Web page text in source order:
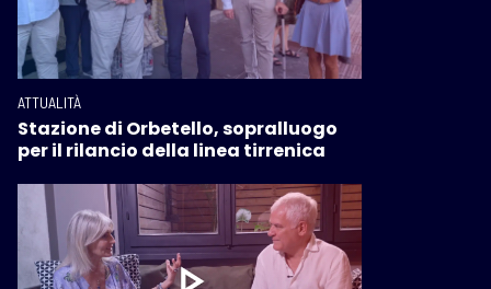
ATTUALITÀ
Stazione di Orbetello, sopralluogo
per il rilancio della linea tirrenica